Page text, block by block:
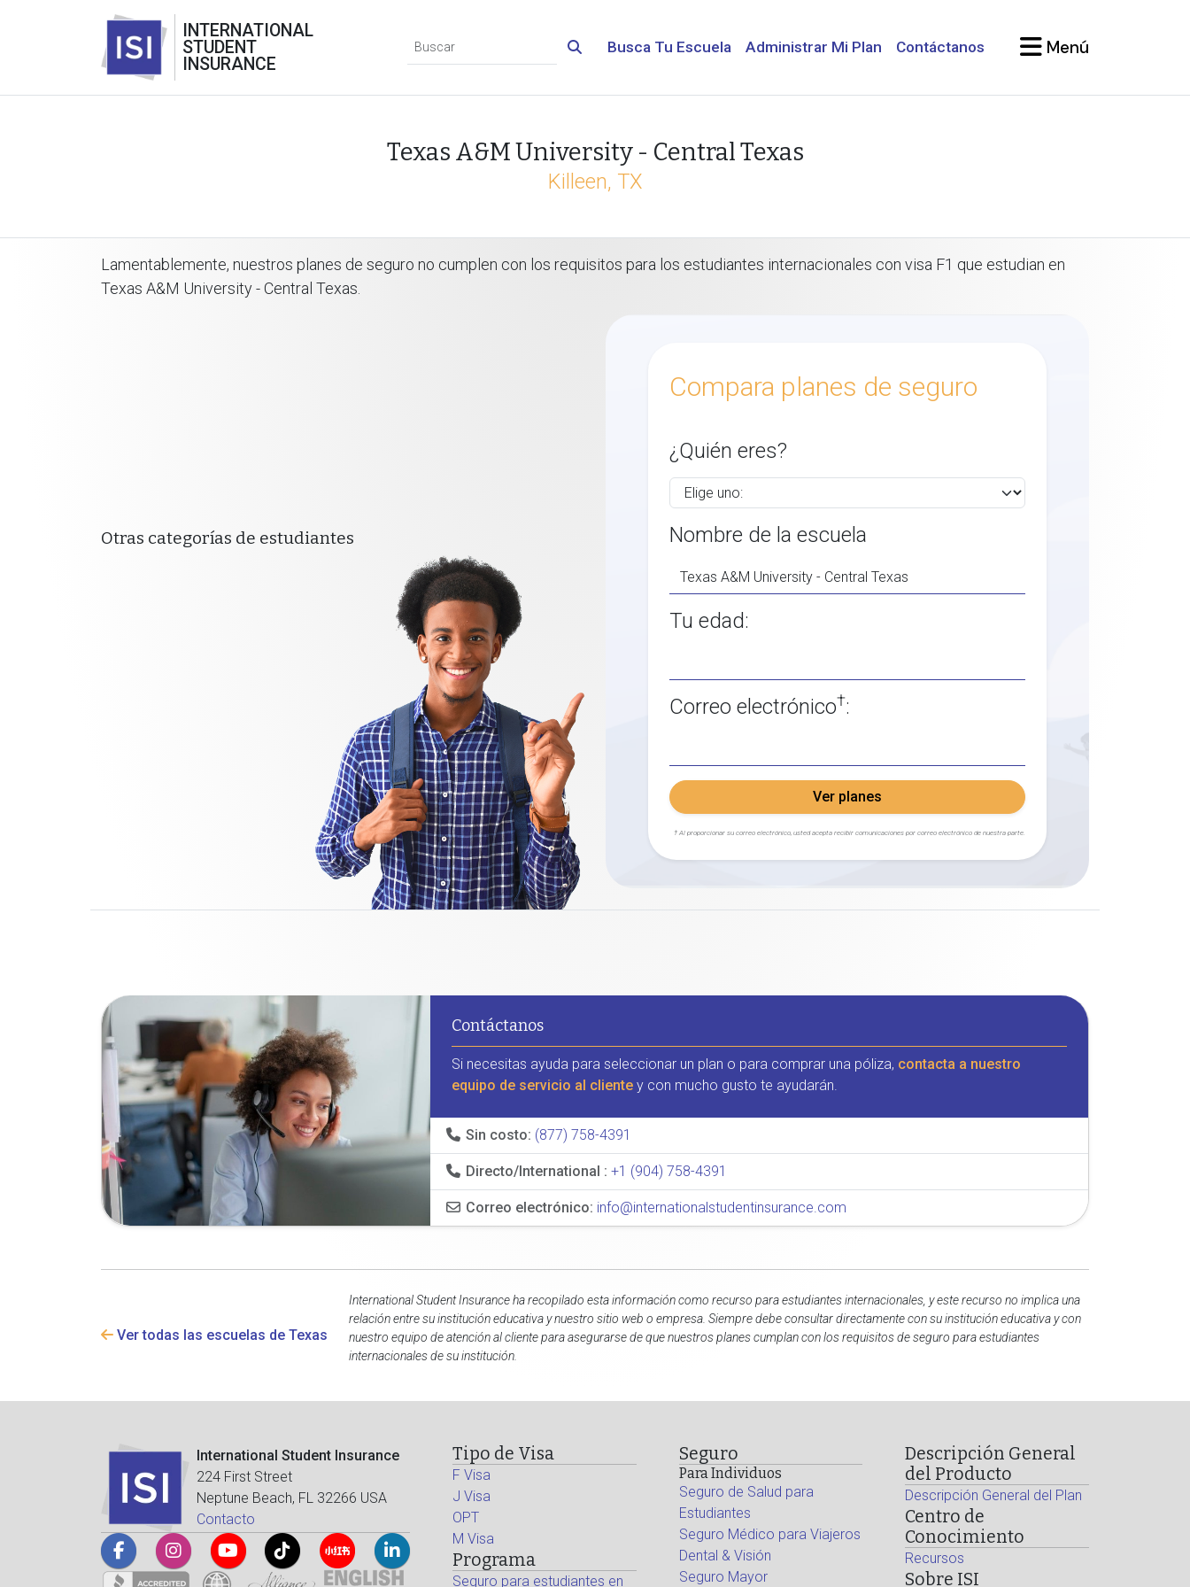
INTERNATIONAL
STUDENT
INSURANCE
Busca Tu Escuela Administrar Mi Plan Contáctanos Menú
Texas A&M University - Central Texas
Killeen, TX
Lamentablemente, nuestros planes de seguro no cumplen con los requisitos para los estudiantes internacionales con visa F1 que estudian en
Texas A&M University - Central Texas.
Otras categorías de estudiantes
Compara planes de seguro
¿Quién eres?
Nombre de la escuela
Tu edad:
Correo electrónico†:
Ver planes
† Al proporcionar su correo electrónico, usted acepta recibir comunicaciones por correo electrónico de nuestra parte.
Contáctanos
Si necesitas ayuda para seleccionar un plan o para comprar una póliza, contacta a nuestro
equipo de servicio al cliente y con mucho gusto te ayudarán.
Sin costo: (877) 758-4391
Directo/International : +1 (904) 758-4391
Correo electrónico: info@internationalstudentinsurance.com
Ver todas las escuelas de Texas
International Student Insurance ha recopilado esta información como recurso para estudiantes internacionales, y este recurso no implica una
relación entre su institución educativa y nuestro sitio web o empresa. Siempre debe consultar directamente con su institución educativa y con
nuestro equipo de atención al cliente para asegurarse de que nuestros planes cumplan con los requisitos de seguro para estudiantes
internacionales de su institución.
International Student Insurance
224 First Street
Neptune Beach, FL 32266 USA
Contacto
Tipo de Visa
F Visa
J Visa
OPT
M Visa
Programa
Seguro para estudiantes en
Seguro
Para Individuos
Seguro de Salud para
Estudiantes
Seguro Médico para Viajeros
Dental & Visión
Seguro Mayor
Descripción General
del Producto
Descripción General del Plan
Centro de
Conocimiento
Recursos
Sobre ISI